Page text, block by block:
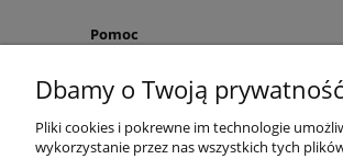
Pomoc
Zwroty i reklamacje
Regulamin
Dbamy o Twoją prywatność
Pliki cookies i pokrewne im technologie
wykorzystanie przez nas wszystkich tych